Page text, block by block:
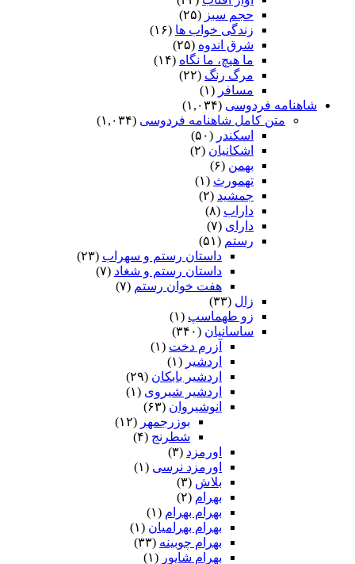
حجم سبز (۲۵)
زندگی خواب ها (۱۶)
شرق اندوه (۲۵)
ما هیچ، ما نگاه (۱۴)
مرگ رنگ (۲۲)
مسافر (۱)
شاهنامه فردوسی (۱,۰۳۴)
متن کامل شاهنامه فردوسی (۱,۰۳۴)
اسکندر (۵۰)
اشکانیان (۲)
بهمن (۶)
تهمورث (۱)
جمشید (۲)
داراب (۸)
دارای (۷)
رستم (۵۱)
داستان رستم و سهراب (۲۳)
داستان رستم و شغاد (۷)
هفت خوان رستم‏ (۷)
زال (۳۳)
زو طهماسپ‏ (۱)
ساسانیان (۳۴۰)
آزرم دخت (۱)
اردشیر (۱)
اردشیر بابکان (۲۹)
اردشیر شیروی (۱)
انوشیروان (۶۳)
بوزرجمهر (۱۲)
شطرنج (۴)
اورمزد (۳)
اورمزد نرسى‏ (۱)
بلاش (۳)
بهرام (۲)
بهرام بهرام (۱)
بهرام بهرامیان‏ (۱)
بهرام چوبینه (۳۳)
بهرام شاپور (۱)